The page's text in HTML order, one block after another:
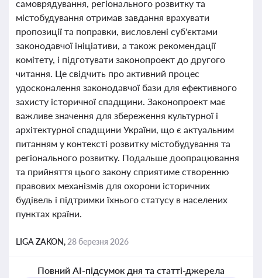
самоврядування, регіонального розвитку та
містобудування отримав завдання врахувати
пропозиції та поправки, висловлені суб'єктами
законодавчої ініціативи, а також рекомендації
комітету, і підготувати законопроект до другого
читання. Це свідчить про активний процес
удосконалення законодавчої бази для ефективного
захисту історичної спадщини. Законопроект має
важливе значення для збереження культурної і
архітектурної спадщини України, що є актуальним
питанням у контексті розвитку містобудування та
регіонального розвитку. Подальше доопрацювання
та прийняття цього закону сприятиме створенню
правових механізмів для охорони історичних
будівель і підтримки їхнього статусу в населених
пунктах країни.
LIGA ZAKON, 28 березня 2026
Повний AI-підсумок дня та статті-джерела